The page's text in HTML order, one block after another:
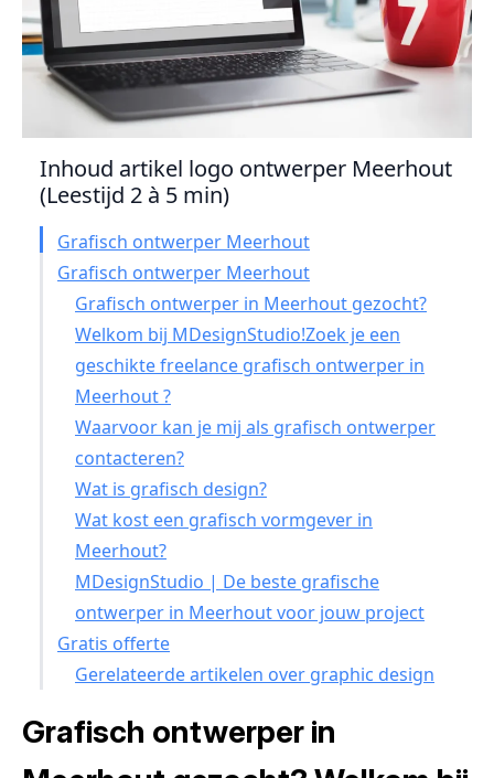
Inhoud artikel logo ontwerper Meerhout
(Leestijd 2 à 5 min)
Grafisch ontwerper Meerhout
Grafisch ontwerper Meerhout
Grafisch ontwerper in Meerhout gezocht?
Welkom bij MDesignStudio!Zoek je een
geschikte freelance grafisch ontwerper in
Meerhout ?
Waarvoor kan je mij als grafisch ontwerper
contacteren?
Wat is grafisch design?
Wat kost een grafisch vormgever in
Meerhout?
MDesignStudio | De beste grafische
ontwerper in Meerhout voor jouw project
Gratis offerte
Gerelateerde artikelen over graphic design
Grafisch ontwerper in